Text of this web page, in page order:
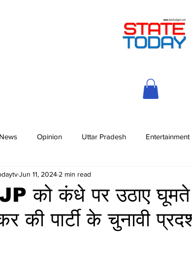
News Opinion Uttar Pradesh Entertainment
को कंधे पर उठाए
की पार्टी के चुनावी
Jun 11, 2024 2 min read